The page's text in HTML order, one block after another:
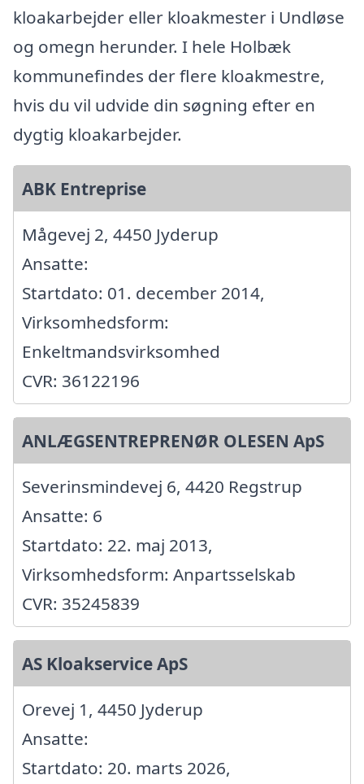
kloakarbejder eller kloakmester i Undløse
og omegn herunder. I hele Holbæk
kommunefindes der flere kloakmestre,
hvis du vil udvide din søgning efter en
dygtig kloakarbejder.
ABK Entreprise
Mågevej 2, 4450 Jyderup
Ansatte:
Startdato: 01. december 2014,
Virksomhedsform:
Enkeltmandsvirksomhed
CVR: 36122196
ANLÆGSENTREPRENØR OLESEN ApS
Severinsmindevej 6, 4420 Regstrup
Ansatte: 6
Startdato: 22. maj 2013,
Virksomhedsform: Anpartsselskab
CVR: 35245839
AS Kloakservice ApS
Orevej 1, 4450 Jyderup
Ansatte:
Startdato: 20. marts 2026,